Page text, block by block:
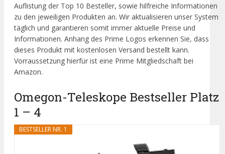
Auflistung der Top 10 Besteller, sowie hilfreiche Informationen
zu den jeweiligen Produkten an. Wir aktualisieren unser System
täglich und garantieren somit immer aktuelle Preise und
Informationen. Anhang des Prime Logos erkennen Sie, dass
dieses Produkt mit kostenlosen Versand bestellt kann.
Vorraussetzung hierfür ist eine Prime Mitgliedschaft bei
Amazon.
Omegon-Teleskope Bestseller Platz
1 – 4
BESTSELLER NR. 1